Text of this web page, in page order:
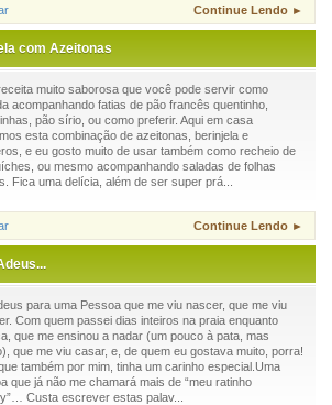
Continue Lendo ►
com Azeitonas
muito saborosa que você pode servir como
acompanhando fatias de pão francês quentinho,
pão sírio, ou como preferir. Aqui em casa
esta combinação de azeitonas, berinjela e
e eu gosto muito de usar também como recheio de
ou mesmo acompanhando saladas de folhas
Fica uma delícia, além de ser super prá...
Continue Lendo ►
para uma Pessoa que me viu nascer, que me viu
Com quem passei dias inteiros na praia enquanto
que me ensinou a nadar (um pouco à pata, mas
que me viu casar, e, de quem eu gostava muito, porra!
também por mim, tinha um carinho especial.Uma
que já não me chamará mais de “meu ratinho
Custa escrever estas palav...